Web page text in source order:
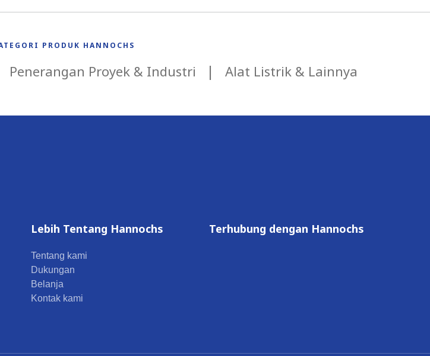
PRODUK HANNOCHS
Penerangan Proyek & Industri Alat Listrik & Lainnya
Lebih Tentang Hannochs
Tentang kami
Dukungan
Belanja
Kontak kami
Terhubung dengan Hannochs